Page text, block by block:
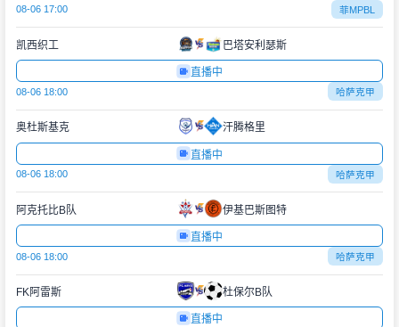
08-06 17:00 菲MPBL
凯西织工 巴塔安利瑟斯
直播中
08-06 18:00 哈萨克甲
奥杜斯基克 汗腾格里
直播中
08-06 18:00 哈萨克甲
阿克托比B队 伊基巴斯图特
直播中
08-06 18:00 哈萨克甲
FK阿雷斯 杜保尔B队
直播中